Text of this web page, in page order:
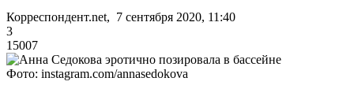
Корреспондент.net, 7 сентября 2020, 11:40
3
15007
Фото: instagram.com/annasedokova